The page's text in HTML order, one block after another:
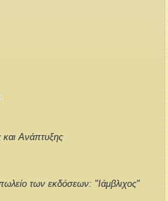
και Ανάπτυξης
των εκδόσεων: "Ιάμβλιχος"